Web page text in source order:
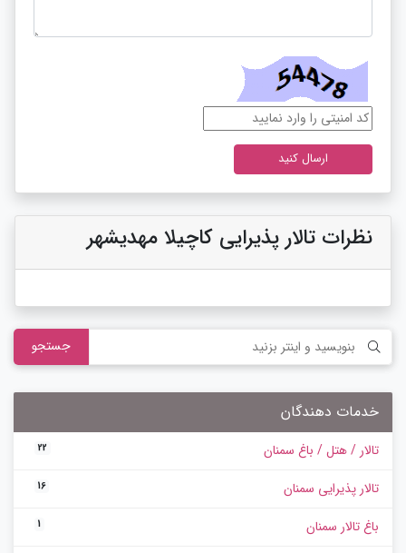
نظرات تالار پذیرایی کاچیلا مهدیشهر
جستجو
خدمات دهندگان
تالار / هتل / باغ سمنان 22
تالار پذیرایی سمنان 16
باغ تالار سمنان 1